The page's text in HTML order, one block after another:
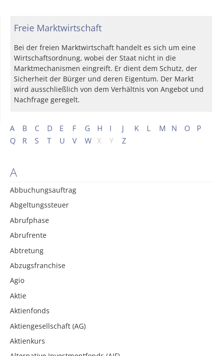
A B C D E F G H I J K L M N O
P
Q
R S T U V W X Y Z
A
Abbuchungsauftrag
Abgeltungssteuer
Abrufphase
Abrufrente
Abtretung
Abzugsfranchise
Agio
Aktie
Aktienfonds
Aktiengesellschaft (AG)
Aktienkurs
Freie Marktwirtschaft
Bei der freien Marktwirtschaft handelt es sich um eine
Wirtschaftsordnung, wobei der Staat nicht in die
Marktmechanismen eingreift. Er dient dem Schutz, der
Sicherheit der Bürger und deren Eigentum. Der Markt
wird ausschließlich von dem Verhältnis von Angebot und
Nachfrage geregelt.